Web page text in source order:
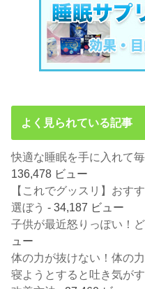
よく見られている記事
快適な睡眠を手に入れて
136,478 ビュー
【これでグッスリ】おす
選ぼう - 34,187 ビュー
子供が最近怒りっぽい！
ュー
体の力が抜けない！体の
寝ようとすると吐き気が